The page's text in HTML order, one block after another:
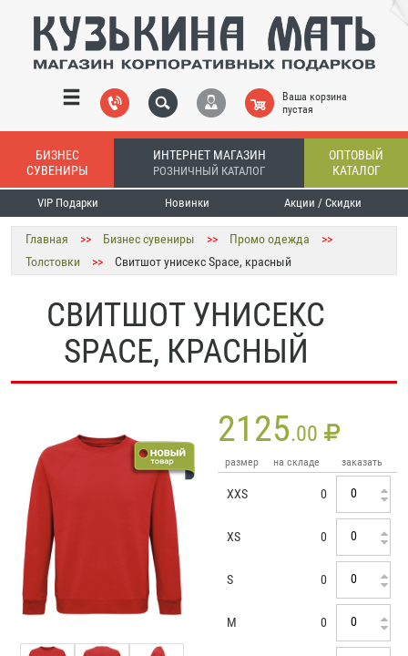
Ваша корзина
пустая
БИЗНЕС
СУВЕНИРЫ
ИНТЕРНЕТ МАГАЗИН
РОЗНИЧНЫЙ КАТАЛОГ
ОПТОВЫЙ
КАТАЛОГ
VIP Подарки Новинки Акции / Скидки
Главная >> Бизнес сувениры >> Промо одежда
>>
Толстовки
>> Свитшот унисекс Space, красный
СВИТШОТ УНИСЕКС
SPACE, КРАСНЫЙ
2125.00
размер на складе заказать
XXS 0
XS 0
S 0
M 0